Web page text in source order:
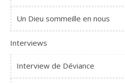
Un Dieu sommeille en nous
Interviews
Interview de Déviance